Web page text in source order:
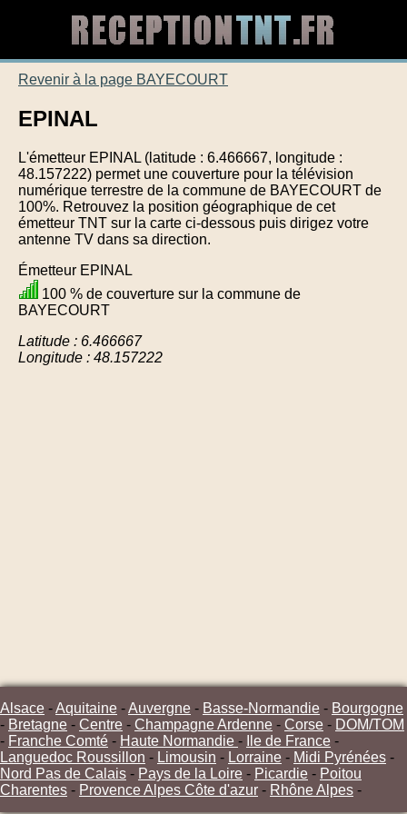
Revenir à la page BAYECOURT
EPINAL
L'émetteur EPINAL (latitude : 6.466667, longitude :
48.157222) permet une couverture pour la télévision
numérique terrestre de la commune de BAYECOURT de
100%. Retrouvez la position géographique de cet
émetteur TNT sur la carte ci-dessous puis dirigez votre
antenne TV dans sa direction.
Émetteur EPINAL
100 % de couverture sur la commune de
BAYECOURT
Latitude : 6.466667
Longitude : 48.157222
Alsace -Aquitaine -Auvergne - Basse-Normandie - Bourgogne
- Bretagne - Centre - Champagne Ardenne - Corse - DOM/TOM
- Franche Comté - Haute Normandie - Ile de France -
Languedoc Roussillon - Limousin - Lorraine - Midi Pyrénées -
Nord Pas de Calais - Pays de la Loire - Picardie - Poitou
Charentes - Provence Alpes Côte d'azur - Rhône Alpes -